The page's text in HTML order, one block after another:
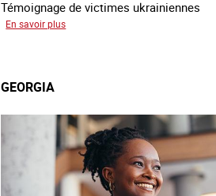
Témoignage de victimes ukrainiennes
En savoir plus
GEORGIA